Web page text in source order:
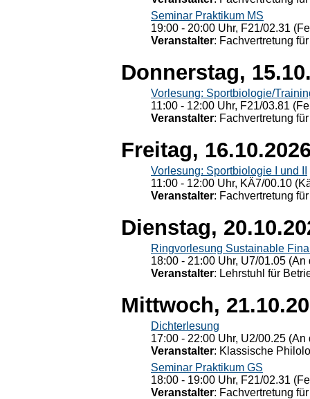
Seminar Praktikum MS
19:00 - 20:00 Uhr, F21/02.31
Veranstalter: Fachvertretung
Donnerstag,
Vorlesung: Sportbiologie/
11:00 - 12:00 Uhr, F21/03.81
Veranstalter: Fachvertretung
Freitag,
Vorlesung: Sportbiologie I und II
11:00 - 12:00 Uhr, KÄ7/00.10
Veranstalter: Fachvertretung
Dienstag,
Ringvorlesung Sustainable
18:00 - 21:00 Uhr, U7/01.05
Veranstalter: Lehrstuhl für
Mittwoch,
Dichterlesung
17:00 - 22:00 Uhr, U2/00.25
Veranstalter: Klassische
Seminar Praktikum GS
18:00 - 19:00 Uhr, F21/02.31
Veranstalter: Fachvertretung